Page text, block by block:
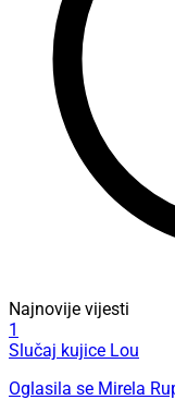
Najnovije vijesti
1
Slučaj kujice Lou
Oglasila se Mirela